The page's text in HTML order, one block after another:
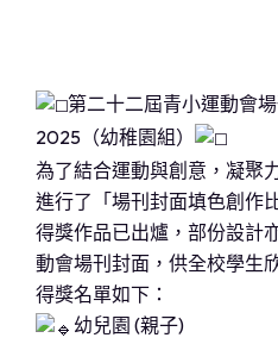
第二十二屆青小運動會
2025（幼稚園組）
為了結合運動與創意，凝聚
進行了「場刊封面填色創作
得獎作品已出爐，部份設計
動會場刊封面，供全校學生
得獎名單如下：
幼兒園 (親子)